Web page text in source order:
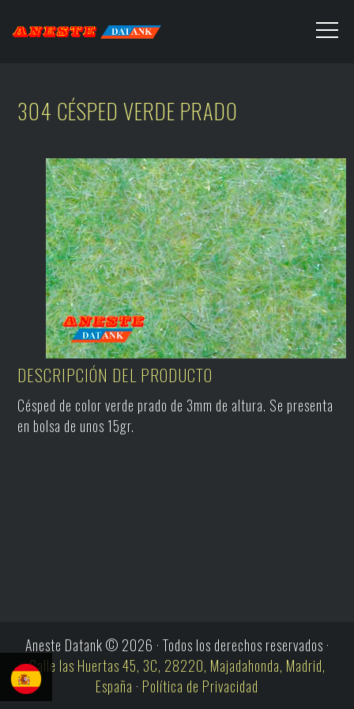
304 CÉSPED VERDE PRADO
DESCRIPCIÓN DEL PRODUCTO
Césped de color verde prado de 3mm de altura. Se presenta
en bolsa de unos 15gr.
Aneste Datank © 2026 · Todos los derechos reservados ·
Calle las Huertas 45, 3C, 28220, Majadahonda, Madrid,
España · Política de Privacidad